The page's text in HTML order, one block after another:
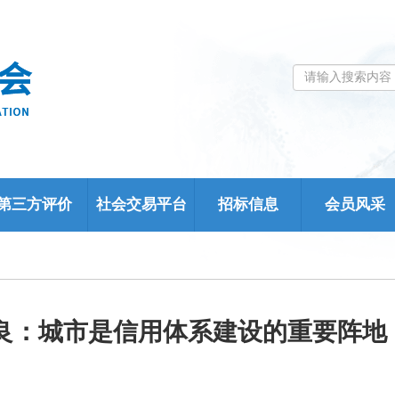
三方评价 社会交易平台 招标信息 会员风采
：城市是信用体系建设的重要阵地